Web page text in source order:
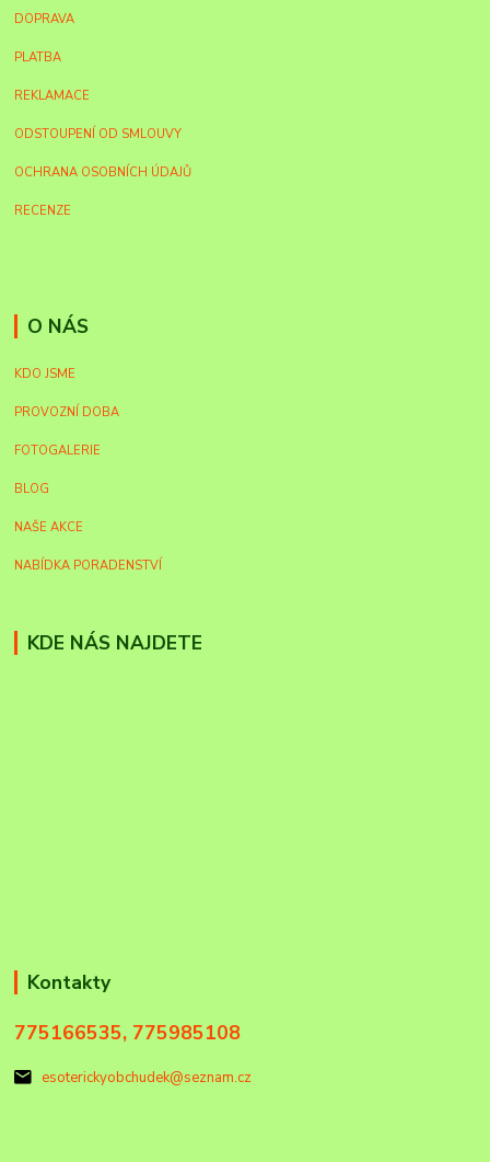
DOPRAVA
PLATBA
REKLAMACE
ODSTOUPENÍ OD SMLOUVY
OCHRANA OSOBNÍCH ÚDAJŮ
RECENZE
O NÁS
KDO JSME
PROVOZNÍ DOBA
FOTOGALERIE
BLOG
NAŠE AKCE
NABÍDKA PORADENSTVÍ
KDE NÁS NAJDETE
Kontakty
775166535, 775985108
esoterickyobchudek@seznam.cz